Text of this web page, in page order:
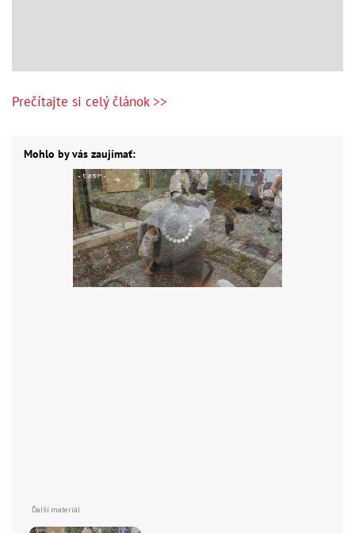
Prečítajte si celý článok >>
Mohlo by vás zaujímať: